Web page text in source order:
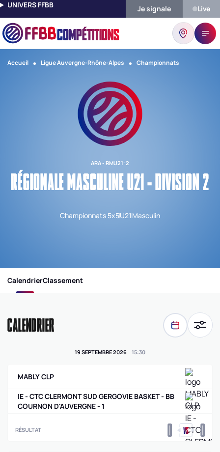
UNIVERS FFBB Je signale Live
COMPÉTITIONS
Accueil Ligue Auvergne-Rhône-Alpes Championnats
ARA - RMU21-2
RÉGIONALE MASCULINE U21 - DIVISION 2
Championnats 5x5U21 Masculin
CalendrierClassement
CALENDRIER
19 SEPTEMBRE 2026 15:30
MABLY CLP
IE - CTC CLERMONT SUD GERGOVIE BASKET - BB
COURNON D'AUVERGNE - 1
RÉSULTAT 0 0